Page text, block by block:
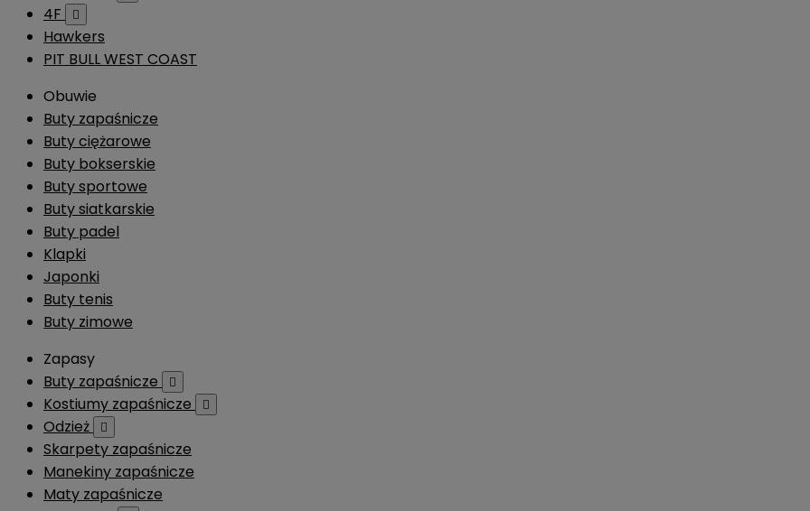
4F 
Hawkers
PIT BULL WEST COAST
Obuwie
Buty zapaśnicze
Buty ciężarowe
Buty bokserskie
Buty sportowe
Buty siatkarskie
Buty padel
Klapki
Japonki
Buty tenis
Buty zimowe
Zapasy
Buty zapaśnicze

Kostiumy zapaśnicze 
Odzież 
Skarpety zapaśnicze
Manekiny zapaśnicze
Maty zapaśnicze